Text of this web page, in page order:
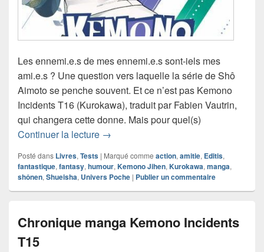
Les ennemi.e.s de mes ennemi.e.s sont-iels mes
ami.e.s ? Une question vers laquelle la série de Shô
Aimoto se penche souvent. Et ce n’est pas Kemono
Incidents T16 (Kurokawa), traduit par Fabien Vautrin,
qui changera cette donne. Mais pour quel(s)
Continuer la lecture Chronique manga Kemono Incidents
→
Posté dans Livres, Tests | Marqué comme action, amitie, Editis,
fantastique, fantasy, humour, Kemono Jihen, Kurokawa, manga,
shônen, Shueisha, Univers Poche | Publier un commentaire
Chronique manga Kemono Incidents
T15